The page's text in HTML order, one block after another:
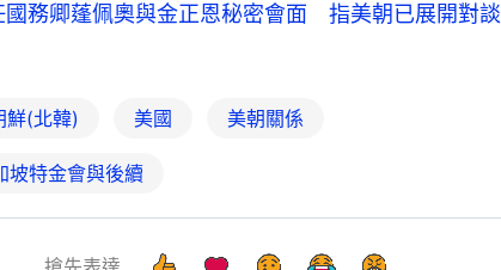
國務卿蓬佩奧與金正恩秘密會面 指美朝已展開對談
鮮(北韓) 美國 美朝關係
坡特金會與後續